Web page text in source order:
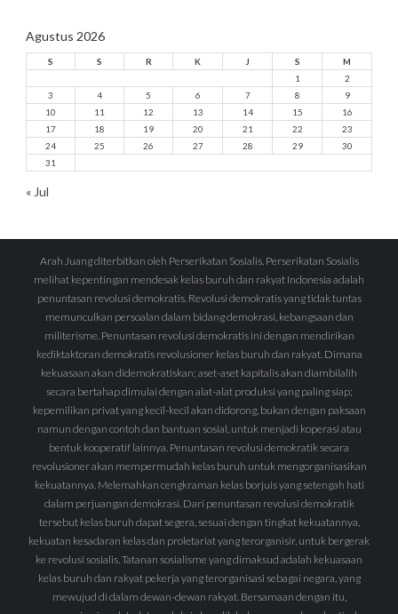
Agustus 2026
S S R K J S
M
1
2
3
4 5 6 7 8
9
10
11 12 13 14 15
16
17
18 19 20 21 22
23
24
25 26 27 28 29
30
31
« Jul
Arah Juang diterbitkan oleh Perserikatan Sosialis. Perserikatan Sosialis
melihat kepentingan mendesak kelas buruh dan rakyat Indonesia adalah
penuntasan revolusi demokratis. Revolusi demokratis yang tidak tuntas
memunculkan persoalan dalam bidang demokrasi, kebangsaan dan
militerisme. Penuntasan revolusi demokratis ini dengan mendirikan
kediktaktoran demokratis revolusioner kelas buruh dan rakyat. Dimana
kekuasaan akan didemokratiskan; aset-aset kapitalis akan diambilalih
secara bertahap dimulai dengan alat-alat produksi yang paling siap;
kepemilikan privat yang kecil-kecil akan didorong, bukan dengan paksaan
namun dengan contoh dan bantuan sosial, untuk menjadi koperasi atau
bentuk kooperatif lainnya. Penuntasan revolusi demokratik secara
revolusioner akan mempermudah kelas buruh untuk mengorganisasikan
kekuatannya. Melemahkan cengkraman kelas borjuis yang setengah hati
dalam perjuangan demokrasi. Dari penuntasan revolusi demokratik
tersebut kelas buruh dapat segera, sesuai dengan tingkat kekuatannya,
kekuatan kesadaran kelas dan proletariat yang terorganisir, untuk bergerak
ke revolusi sosialis. Tatanan sosialisme yang dimaksud adalah kekuasaan
kelas buruh dan rakyat pekerja yang terorganisasi sebagai negara, yang
mewujud di dalam dewan-dewan rakyat. Bersamaan dengan itu,